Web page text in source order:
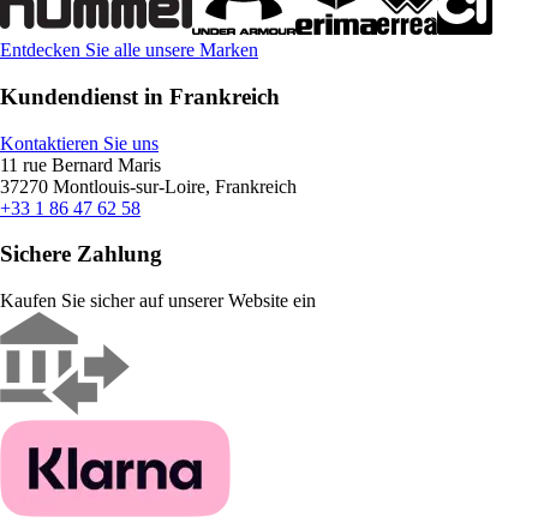
Entdecken Sie alle unsere Marken
Kundendienst in Frankreich
Kontaktieren Sie uns
11 rue Bernard Maris
37270 Montlouis-sur-Loire, Frankreich
+33 1 86 47 62 58
Sichere Zahlung
Kaufen Sie sicher auf unserer Website ein